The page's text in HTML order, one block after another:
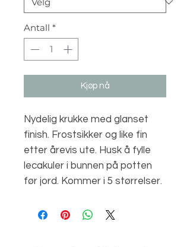
Antall *
Kjøp nå
Nydelig krukke med glanset
finish. Frostsikker og like fin
etter årevis ute. Husk å fylle
lecakuler i bunnen på potten
før jord. Kommer i 5 størrelser.